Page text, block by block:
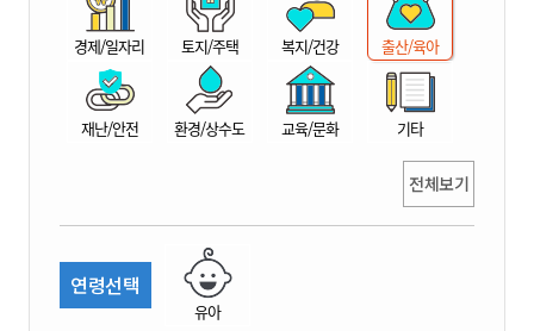
산
경제/일자리 토지/주택 복지/건강 출산/육아
재난/안전 환경/상수도 교육/문화 기타
전체보기
연령선택
유아